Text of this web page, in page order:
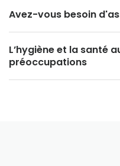
Avez-vous besoin
L’hygiène et la santé
préoccupations